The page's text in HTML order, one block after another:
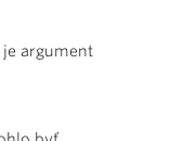
argument